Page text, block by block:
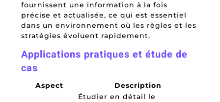
fournissent une information à la fois
précise et actualisée, ce qui est essentiel
dans un environnement où les règles et les
stratégies évoluent rapidement.
Applications pratiques et étude de
cas
Aspect Description
Étudier en détail le